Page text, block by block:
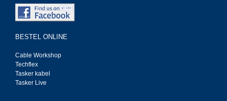
BESTEL ONLINE
Cable Workshop
Techflex
Tasker kabel
Tasker Live